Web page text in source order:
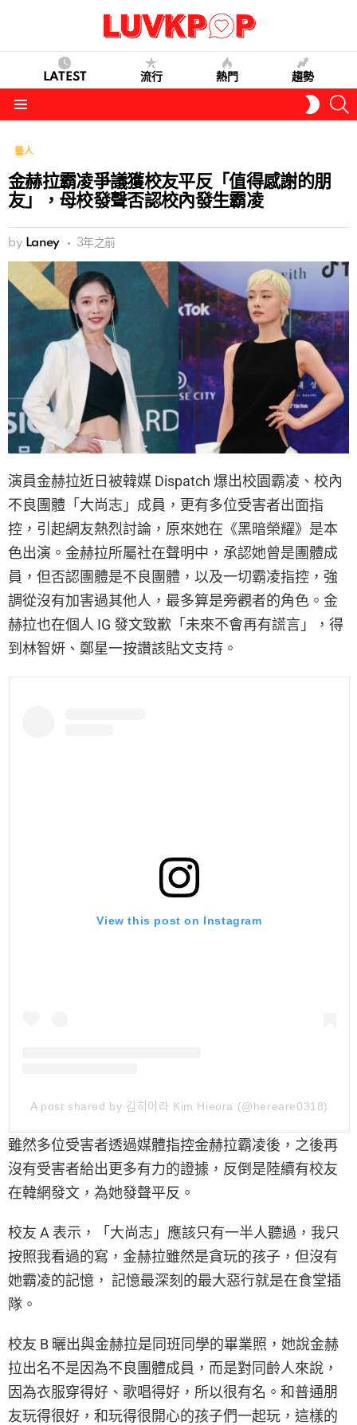
LATEST 流行 熱門 趨勢
SKIN
藝人
金赫拉霸凌爭議獲校友平反「值得感謝的朋
友」，母校發聲否認校內發生霸凌
by Laney 3年之前
演員金赫拉近日被韓媒 Dispatch 爆出校園霸凌、校內
不良團體「大尚志」成員，更有多位受害者出面指
控，引起網友熱烈討論，原來她在《黑暗榮耀》是本
色出演。金赫拉所屬社在聲明中，承認她曾是團體成
員，但否認團體是不良團體，以及一切霸凌指控，強
調從沒有加害過其他人，最多算是旁觀者的角色。金
赫拉也在個人 IG 發文致歉「未來不會再有謊言」，得
到林智妍、鄭星一按讚該貼文支持。
View this post on Instagram
A post shared by 김히어라 Kim Hieora (@hereare0318)
雖然多位受害者透過媒體指控金赫拉霸凌後，之後再
沒有受害者給出更多有力的證據，反倒是陸續有校友
在韓網發文，為她發聲平反。
校友 A 表示，「大尚志」應該只有一半人聽過，我只
按照我看過的寫，金赫拉雖然是貪玩的孩子，但沒有
她霸凌的記憶， 記憶最深刻的最大惡行就是在食堂插
隊。
校友 B 曬出與金赫拉是同班同學的畢業照，她說金赫
拉出名不是因為不良團體成員，而是對同齡人來說，
因為衣服穿得好、歌唱得好，所以很有名。和普通朋
友玩得很好，和玩得很開心的孩子們一起玩，這樣的